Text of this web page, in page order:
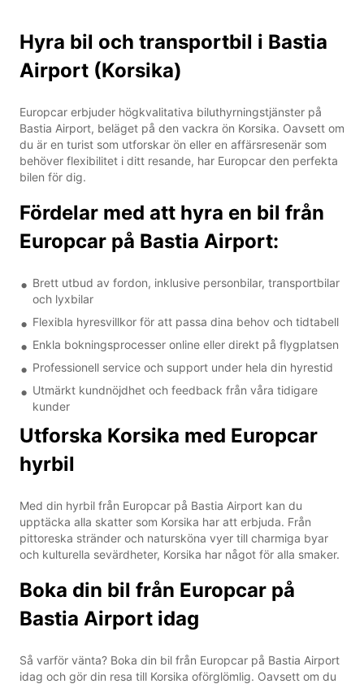
Hyra bil och transportbil i Bastia
Airport (Korsika)
Europcar erbjuder högkvalitativa biluthyrningstjänster på
Bastia Airport, beläget på den vackra ön Korsika. Oavsett om
du är en turist som utforskar ön eller en affärsresenär som
behöver flexibilitet i ditt resande, har Europcar den perfekta
bilen för dig.
Fördelar med att hyra en bil från
Europcar på Bastia Airport:
Brett utbud av fordon, inklusive personbilar, transportbilar
och lyxbilar
Flexibla hyresvillkor för att passa dina behov och tidtabell
Enkla bokningsprocesser online eller direkt på flygplatsen
Professionell service och support under hela din hyrestid
Utmärkt kundnöjdhet och feedback från våra tidigare
kunder
Utforska Korsika med Europcar
hyrbil
Med din hyrbil från Europcar på Bastia Airport kan du
upptäcka alla skatter som Korsika har att erbjuda. Från
pittoreska stränder och natursköna vyer till charmiga byar
och kulturella sevärdheter, Korsika har något för alla smaker.
Boka din bil från Europcar på
Bastia Airport idag
Så varför vänta? Boka din bil från Europcar på Bastia Airport
idag och gör din resa till Korsika oförglömlig. Oavsett om du